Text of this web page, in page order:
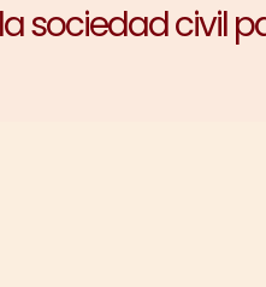
sociedad civil